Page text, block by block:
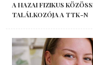
A HAZAI FIZIKUS
TALÁLKOZÓJA A TTK-N